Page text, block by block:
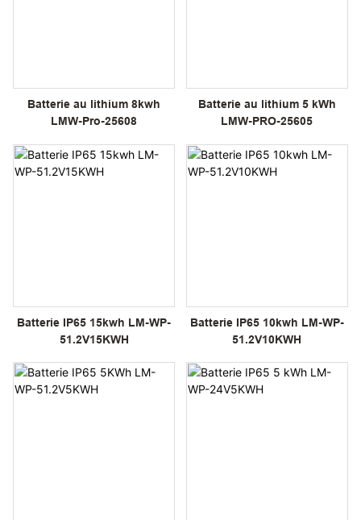
Batterie au lithium 8kwh
LMW-Pro-25608
Batterie au lithium 5 kWh
LMW-PRO-25605
Batterie IP65 15kwh LM-WP-
51.2V15KWH
Batterie IP65 10kwh LM-WP-
51.2V10KWH